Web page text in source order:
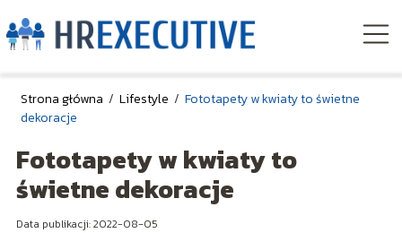
Strona główna / Lifestyle / Fototapety w kwiaty to świetne
dekoracje
Fototapety w kwiaty to
świetne dekoracje
Data publikacji: 2022-08-05